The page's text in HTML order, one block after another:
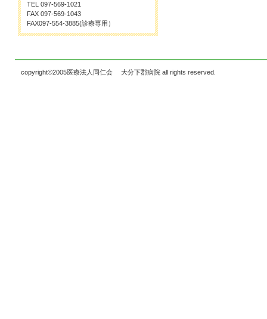
TEL 097-569-1021
FAX 097-569-1043
FAX097-554-3885(診療専用）
copyright©2005医療法人同仁会 大分下郡病院 all rights reserved.